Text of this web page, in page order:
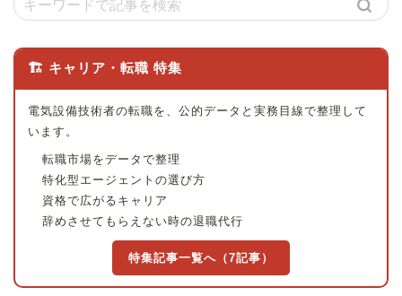
🏗 キャリア・転職 特集
電気設備技術者の転職を、公的データと実務目線で整理して
います。
転職市場をデータで整理
特化型エージェントの選び方
資格で広がるキャリア
辞めさせてもらえない時の退職代行
特集記事一覧へ（7記事）